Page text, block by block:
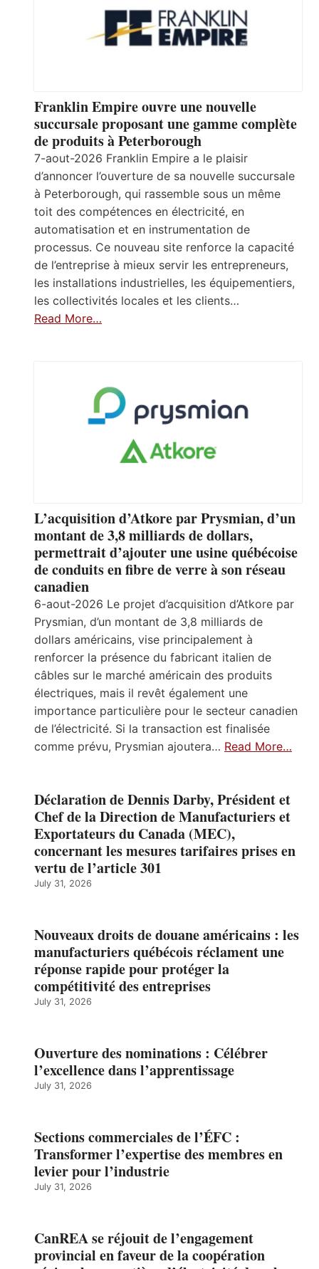
Franklin Empire ouvre une nouvelle
succursale proposant une gamme complète
de produits à Peterborough
7-aout-2026 Franklin Empire a le plaisir
d’annoncer l’ouverture de sa nouvelle succursale
à Peterborough, qui rassemble sous un même
toit des compétences en électricité, en
automatisation et en instrumentation de
processus. Ce nouveau site renforce la capacité
de l’entreprise à mieux servir les entrepreneurs,
les installations industrielles, les équipementiers,
les collectivités locales et les clients…
Read More…
L’acquisition d’Atkore par Prysmian, d’un
montant de 3,8 milliards de dollars,
permettrait d’ajouter une usine québécoise
de conduits en fibre de verre à son réseau
canadien
6-aout-2026 Le projet d’acquisition d’Atkore par
Prysmian, d’un montant de 3,8 milliards de
dollars américains, vise principalement à
renforcer la présence du fabricant italien de
câbles sur le marché américain des produits
électriques, mais il revêt également une
importance particulière pour le secteur canadien
de l’électricité. Si la transaction est finalisée
comme prévu, Prysmian ajoutera… Read More…
Déclaration de Dennis Darby, Président et
Chef de la Direction de Manufacturiers et
Exportateurs du Canada (MEC),
concernant les mesures tarifaires prises en
vertu de l’article 301
July 31, 2026
Nouveaux droits de douane américains : les
manufacturiers québécois réclament une
réponse rapide pour protéger la
compétitivité des entreprises
July 31, 2026
Ouverture des nominations : Célébrer
l’excellence dans l’apprentissage
July 31, 2026
Sections commerciales de l’ÉFC :
Transformer l’expertise des membres en
levier pour l’industrie
July 31, 2026
CanREA se réjouit de l’engagement
provincial en faveur de la coopération